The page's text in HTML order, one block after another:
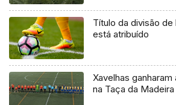
Título da divisão de
está atribuído
Xavelhas
na Taça da